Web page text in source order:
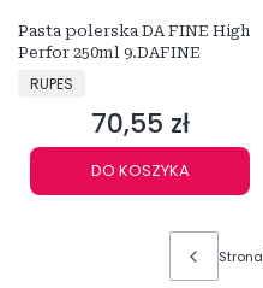
Pasta polerska DA FINE High
Perfor 250ml 9.DAFINE
PRODUCENT
RUPES
Cena
70,55 zł
DO KOSZYKA
Strona